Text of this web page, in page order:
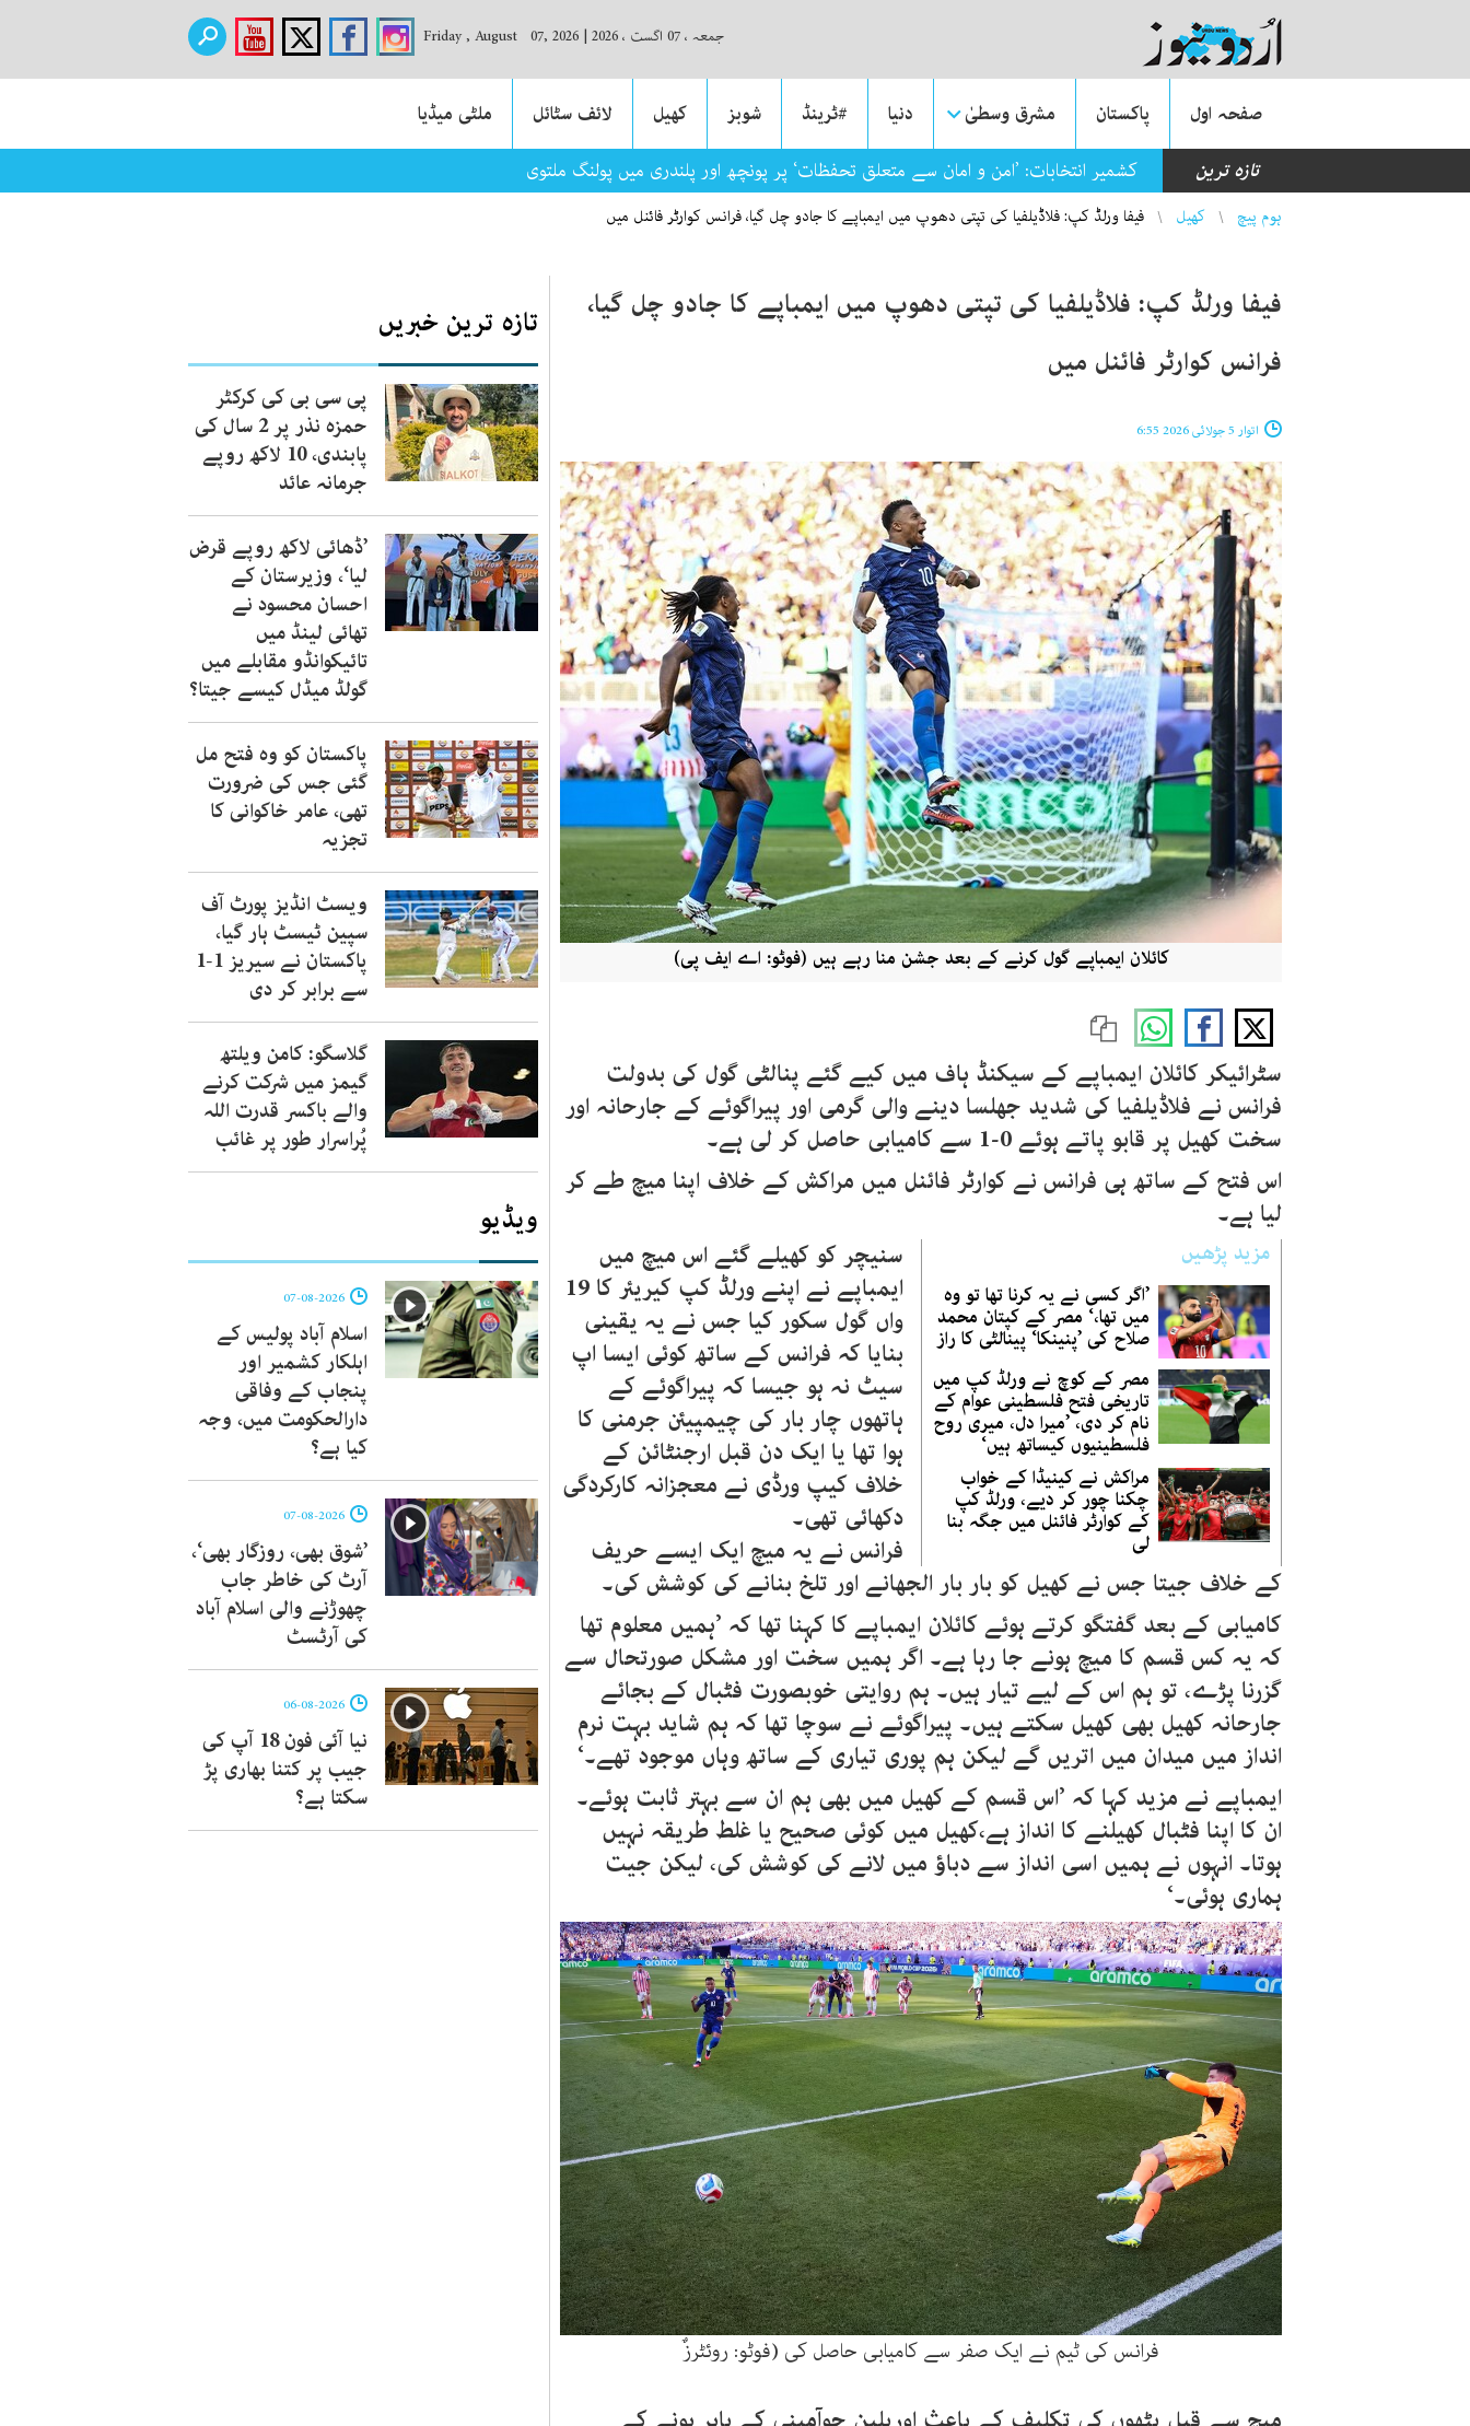
جمعہ ، 07 اگست ، 2026 |
Friday , August 07, 2026
صفحہ اول پاکستان مشرق وسطیٰ دنیا #ٹرینڈ شوبز کھیل لائف سٹائل
ملٹی میڈیا
تازہ ترین
کشمیر انتخابات: ’امن و امان سے متعلق تحفظات‘ پر پونچھ اور پلندری میں پولنگ ملتوی
You are here
ہوم پیچ کھیل فیفا ورلڈ کپ: فلاڈیلفیا کی تپتی دھوپ میں ایمباپے کا جادو چل گیا، فرانس کوارٹر فائنل میں
فیفا ورلڈ کپ: فلاڈیلفیا کی تپتی دھوپ میں ایمباپے کا جادو چل گیا،
فرانس کوارٹر فائنل میں
اتوار 5 جولائی 2026 6:55
کائلان ایمباپے گول کرنے کے بعد جشن منا رہے ہیں (فوٹو: اے ایف پی)
سٹرائیکر کائلان ایمباپے کے سیکنڈ ہاف میں کیے گئے پنالٹی گول کی بدولت
فرانس نے فلاڈیلفیا کی شدید جھلسا دینے والی گرمی اور پیراگوئے کے جارحانہ اور
سخت کھیل پر قابو پاتے ہوئے 0-1 سے کامیابی حاصل کر لی ہے۔
اس فتح کے ساتھ ہی فرانس نے کوارٹر فائنل میں مراکش کے خلاف اپنا میچ طے کر
لیا ہے۔
مزید پڑھیں
’اگر کسی نے یہ کرنا تھا تو وہ
میں تھا،‘ مصر کے کپتان محمد
صلاح کی ’پنینکا‘ پینالٹی کا راز
مصر کے کوچ نے ورلڈ کپ میں
تاریخی فتح فلسطینی عوام کے
نام کر دی، ’میرا دل، میری روح
فلسطینیوں کیساتھ ہیں‘
مراکش نے کینیڈا کے خواب
چکنا چور کر دیے، ورلڈ کپ
کے کوارٹر فائنل میں جگہ بنا
لی
سنیچر کو کھیلے گئے اس میچ میں
ایمباپے نے اپنے ورلڈ کپ کیریئر کا 19
واں گول سکور کیا جس نے یہ یقینی
بنایا کہ فرانس کے ساتھ کوئی ایسا اپ
سیٹ نہ ہو جیسا کہ پیراگوئے کے
ہاتھوں چار بار کی چیمپیئن جرمنی کا
ہوا تھا یا ایک دن قبل ارجنٹائن کے
خلاف کیپ ورڈی نے معجزانہ کارکردگی
دکھائی تھی۔
فرانس نے یہ میچ ایک ایسے حریف
کے خلاف جیتا جس نے کھیل کو بار بار الجھانے اور تلخ بنانے کی کوشش کی۔
کامیابی کے بعد گفتگو کرتے ہوئے کائلان ایمباپے کا کہنا تھا کہ ’ہمیں معلوم تھا
کہ یہ کس قسم کا میچ ہونے جا رہا ہے۔ اگر ہمیں سخت اور مشکل صورتحال سے
گزرنا پڑے، تو ہم اس کے لیے تیار ہیں۔ ہم روایتی خوبصورت فٹبال کے بجائے
جارحانہ کھیل بھی کھیل سکتے ہیں۔ پیراگوئے نے سوچا تھا کہ ہم شاید بہت نرم
انداز میں میدان میں اتریں گے لیکن ہم پوری تیاری کے ساتھ وہاں موجود تھے۔‘
ایمباپے نے مزید کہا کہ ’اس قسم کے کھیل میں بھی ہم ان سے بہتر ثابت ہوئے۔
ان کا اپنا فٹبال کھیلنے کا انداز ہے،کھیل میں کوئی صحیح یا غلط طریقہ نہیں
ہوتا۔ انہوں نے ہمیں اسی انداز سے دباؤ میں لانے کی کوشش کی، لیکن جیت
ہماری ہوئی۔‘
فرانس کی ٹیم نے ایک صفر سے کامیابی حاصل کی (فوٹو: روئٹرزٌ
تازہ ترین خبریں
پی سی بی کی کرکٹر
حمزہ نذر پر 2 سال کی
پابندی، 10 لاکھ روپے
جرمانہ عائد
’ڈھائی لاکھ روپے قرض
لیا‘، وزیرستان کے
احسان محسود نے
تھائی لینڈ میں
تائیکوانڈو مقابلے میں
گولڈ میڈل کیسے جیتا؟
پاکستان کو وہ فتح مل
گئی جس کی ضرورت
تھی، عامر خاکوانی کا
تجزیہ
ویسٹ انڈیز پورٹ آف
سپین ٹیسٹ ہار گیا،
پاکستان نے سیریز 1-1
سے برابر کر دی
گلاسگو: کامن ویلتھ
گیمز میں شرکت کرنے
والے باکسر قدرت اللہ
پُراسرار طور پر غائب
ویڈیو
اسلام آباد پولیس کے
اہلکار کشمیر اور
پنجاب کے وفاقی
دارالحکومت میں، وجہ
کیا ہے؟
’شوق بھی، روزگار بھی‘،
آرٹ کی خاطر جاب
چھوڑنے والی اسلام آباد
کی آرٹسٹ
نیا آئی فون 18 آپ کی
جیب پر کتنا بھاری پڑ
سکتا ہے؟